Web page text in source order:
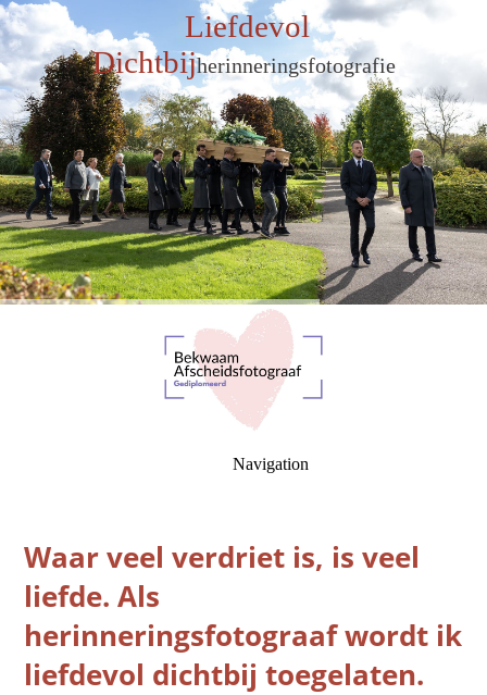
Liefdevol
Dichtbijherinneringsfotografie
Navigation
Waar veel verdriet is, is veel
liefde. Als
herinneringsfotograaf wordt ik
liefdevol dichtbij toegelaten.